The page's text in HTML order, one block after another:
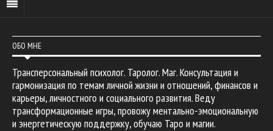
ОБО МНЕ
Трансперсональный психолог. Таролог. Маг. Консультация и
гармонизация по темам личной жизни и отношений, финансов и
карьеры, личностного и социального развития. Веду
трансформационные игры, провожу ментально-эмоциональную
и энергетическую поддержку, обучаю Таро и магии.